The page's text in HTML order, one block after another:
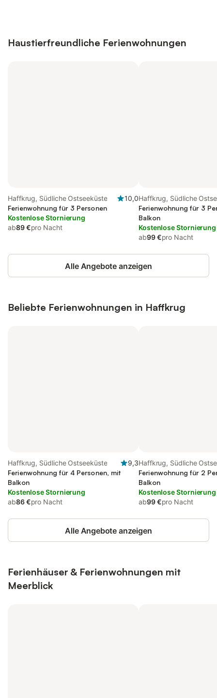
Haustierfreundliche Ferienwohnungen
Haffkrug, Südliche Ostseeküste
10,0
Ferienwohnung für 3 Personen
Kostenlose Stornierung
ab89 €pro Nacht
Haffkrug, Südliche
Ferienwohnung für 3
Balkon
Kostenlose Stornierung
ab99 €pro Nacht
Alle Angebote anzeigen
Beliebte Ferienwohnungen in Haffkrug
Haffkrug, Südliche Ostseeküste
9,3
Ferienwohnung für 4 Personen, mit
Balkon
Kostenlose Stornierung
ab86 €pro Nacht
Haffkrug, Südliche
Ferienwohnung für 2
Balkon
Kostenlose Stornierung
ab99 €pro Nacht
Alle Angebote anzeigen
Ferienhäuser & Ferienwohnungen mit
Meerblick